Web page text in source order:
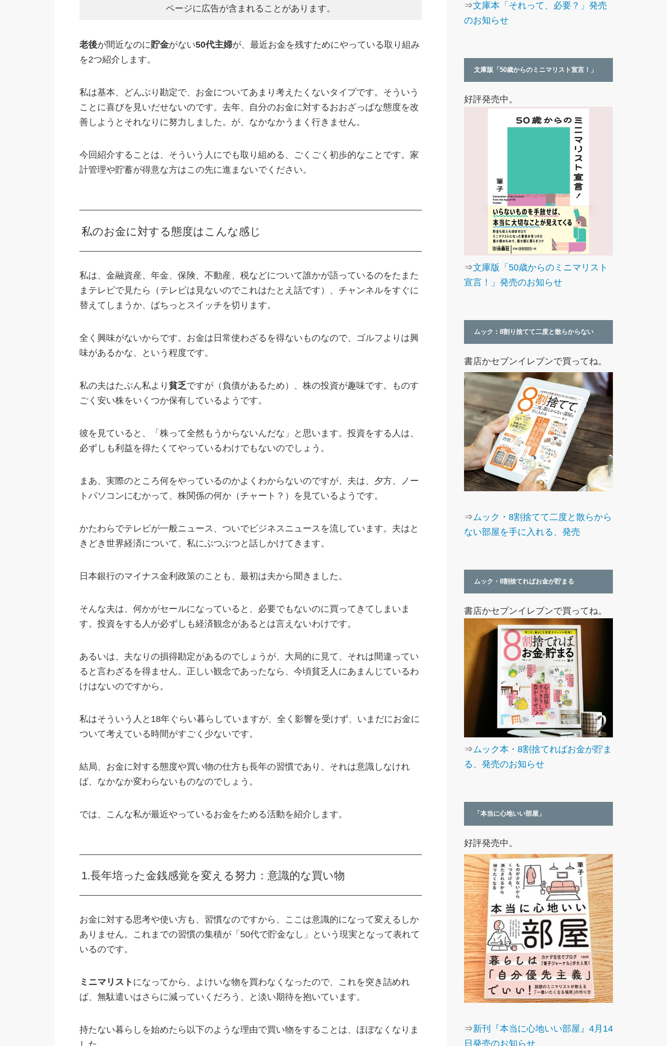
ページに広告が含まれることがあります。
老後が間近なのに貯金がない50代主婦が、最近お金を残すためにやっている取り組み
を2つ紹介します。
私は基本、どんぶり勘定で、お金についてあまり考えたくないタイプです。そういう
ことに喜びを見いだせないのです。去年、自分のお金に対するおおざっぱな態度を改
善しようとそれなりに努力しました。が、なかなかうまく行きません。
今回紹介することは、そういう人にでも取り組める、ごくごく初歩的なことです。家
計管理や貯蓄が得意な方はこの先に進まないでください。
私のお金に対する態度はこんな感じ
私は、金融資産、年金、保険、不動産、税などについて誰かが語っているのをたまた
まテレビで見たら（テレビは見ないのでこれはたとえ話です）、チャンネルをすぐに
替えてしまうか、ばちっとスイッチを切ります。
全く興味がないからです。お金は日常使わざるを得ないものなので、ゴルフよりは興
味があるかな、という程度です。
私の夫はたぶん私より 貧乏ですが（負債があるため）、株の投資が趣味です。ものす
ごく安い株をいくつか保有しているようです。
彼を見ていると、「株って全然もうからないんだな」と思います。投資をする人は、
必ずしも利益を得たくてやっているわけでもないのでしょう。
まあ、実際のところ何をやっているのかよくわからないのですが、夫は、夕方、ノー
トパソコンにむかって、株関係の何か（チャート？）を見ているようです。
かたわらでテレビが一般ニュース、ついでビジネスニュースを流しています。夫はと
きどき世界経済について、私にぶつぶつと話しかけてきます。
日本銀行のマイナス金利政策のことも、最初は夫から聞きました。
そんな夫は、何かがセールになっていると、必要でもないのに買ってきてしまいま
す。投資をする人が必ずしも経済観念があるとは言えないわけです。
あるいは、夫なりの損得勘定があるのでしょうが、大局的に見て、それは間違ってい
ると言わざるを得ません。正しい観念であったなら、今頃貧乏人にあまんじているわ
けはないのですから。
私はそういう人と18年ぐらい暮らしていますが、全く影響を受けず、いまだにお金に
ついて考えている時間がすごく少ないです。
結局、お金に対する態度や買い物の仕方も長年の習慣であり、それは意識しなけれ
ば、なかなか変わらないものなのでしょう。
では、こんな私が最近やっているお金をためる活動を紹介します。
1.長年培った金銭感覚を変える努力：意識的な買い物
お金に対する思考や使い方も、習慣なのですから、ここは意識的になって変えるしか
ありません。これまでの習慣の集積が「50代で貯金なし」という現実となって表れて
いるのです。
ミニマリスト になってから、よけいな物を買わなくなったので、これを突き詰めれ
ば、無駄遣いはさらに減っていくだろう、と淡い期待を抱いています。
持たない暮らしを始めたら以下のような理由で買い物をすることは、ほぼなくなりま
⇒文庫本「それって、必要？」発売
のお知らせ
文庫版「50歳からのミニマリスト宣言！」
好評発売中。
⇒文庫版「50歳からのミニマリスト
宣言！」発売のお知らせ
ムック：8割り捨てて二度と散らからない
書店かセブンイレブンで買ってね。
⇒ムック・8割捨てて二度と散らから
ない部屋を手に入れる、発売
ムック・8割捨てればお金が貯まる
書店かセブンイレブンで買ってね。
⇒ムック本・8割捨てればお金が貯ま
る、発売のお知らせ
「本当に心地いい部屋」
好評発売中。
⇒新刊『本当に心地いい部屋』4月14
日発売のお知らせ